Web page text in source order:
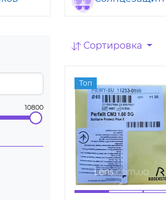
10800
Сортировка
Топ